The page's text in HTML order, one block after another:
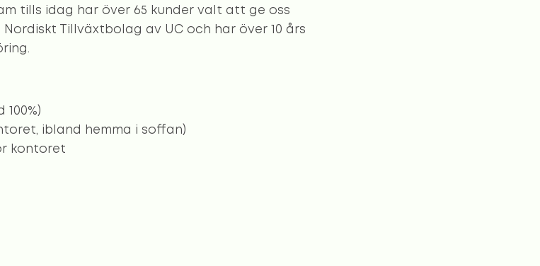
tills idag har över 65 kunder valt att ge oss
Tillväxtbolag av UC och har över 10 års
ibland hemma i soffan)
kontoret